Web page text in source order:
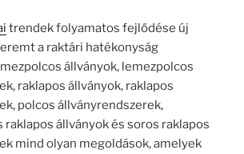
trendek folyamatos fejlődése új
a raktári hatékonyság
állványok, lemezpolcos
raklapos állványok, raklapos
polcos állványrendszerek,
raklapos állványok és soros raklapos
mind olyan megoldások, amelyek